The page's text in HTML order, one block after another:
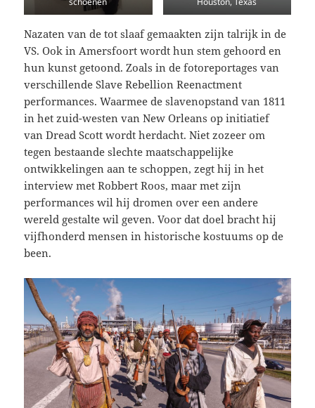
Nazaten van de tot slaaf gemaakten zijn talrijk in de
VS. Ook in Amersfoort wordt hun stem gehoord en
hun kunst getoond. Zoals in de fotoreportages van
verschillende Slave Rebellion Reenactment
performances. Waarmee de slavenopstand van 1811
in het zuid-westen van New Orleans op initiatief
van Dread Scott wordt herdacht. Niet zozeer om
tegen bestaande slechte maatschappelijke
ontwikkelingen aan te schoppen, zegt hij in het
interview met Robbert Roos, maar met zijn
performances wil hij dromen over een andere
wereld gestalte wil geven. Voor dat doel bracht hij
vijfhonderd mensen in historische kostuums op de
been.